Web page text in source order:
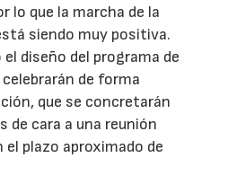
lo que la marcha de la
siendo muy positiva.
diseño del programa de
de forma
que se concretarán
de cara a una reunión
el plazo aproximado de